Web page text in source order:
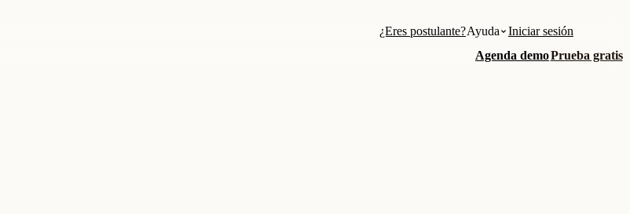
¿Eres postulante?Ayuda
Iniciar sesión
Agenda demoPrueba gratis